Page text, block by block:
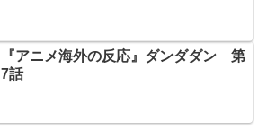
『アニメ海外の反応』ダンダダン 第
7話